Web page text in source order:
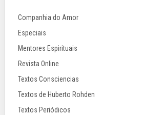
Companhia do Amor
Especiais
Mentores Espirituais
Revista Online
Textos Consciencias
Textos de Huberto Rohden
Textos Periódicos